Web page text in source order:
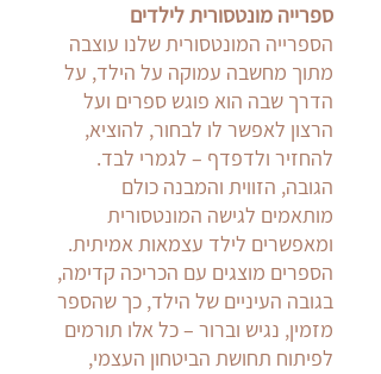
ספרייה מונטסורית לילדים
הספרייה המונטסורית שלנו עוצבה
מתוך מחשבה עמוקה על הילד, על
הדרך שבה הוא פוגש ספרים ועל
הרצון לאפשר לו לבחור, להוציא,
להחזיר ולדפדף – לגמרי לבד.
הגובה, הזווית והמבנה כולם
מותאמים לגישה המונטסורית
ומאפשרים לילד עצמאות אמיתית.
הספרים מוצגים עם הכריכה קדימה,
בגובה העיניים של הילד, כך שהספר
מזמין, נגיש וברור – כל אלו תורמים
לפיתוח תחושת הביטחון העצמי,